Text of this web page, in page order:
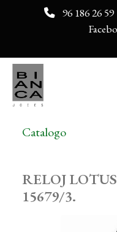
96 186 26 59
Catalogo
RELOJ
15679/3.